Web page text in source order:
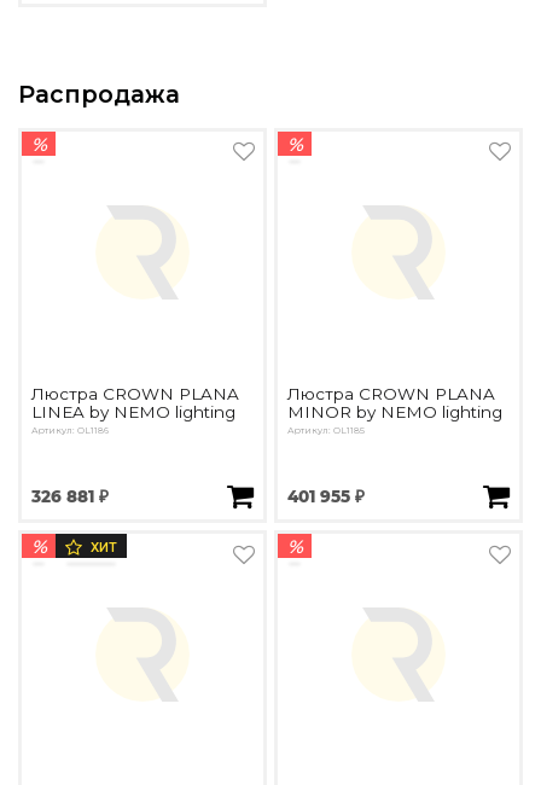
Распродажа
%
Люстра CROWN PLANA
LINEA by NEMO lighting
Артикул: OL1186
326 881 ₽
%
Люстра CROWN PLANA
MINOR by NEMO lighting
Артикул: OL1185
401 955 ₽
% ХИТ %